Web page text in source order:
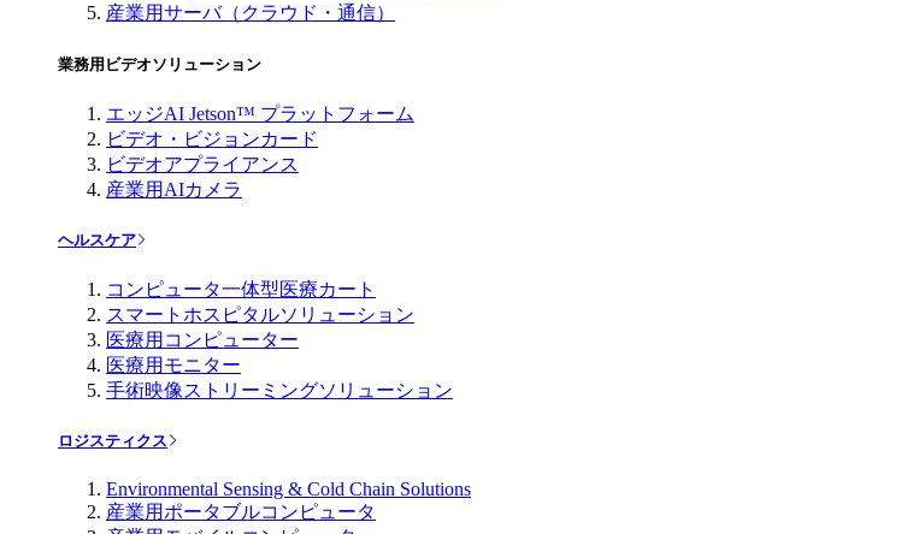
産業用サーバ（クラウド・通信）
業務用ビデオソリューション
エッジAI Jetson™ プラットフォーム
ビデオ・ビジョンカード
ビデオアプライアンス
産業用AIカメラ
ヘルスケア
コンピュータ一体型医療カート
スマートホスピタルソリューション
医療用コンピューター
医療用モニター
手術映像ストリーミングソリューション
ロジスティクス
Environmental Sensing & Cold Chain Solutions
産業用ポータブルコンピュータ